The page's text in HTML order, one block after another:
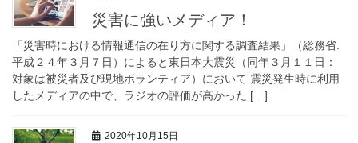
災害に強いメディア！
「災害時における情報通信の在り方に関する調査結果」（総務省:
平成２４年３月７日）によると東日本大震災（同年３月１１日：
対象は被災者及び現地ボランティア）において 震災発生時に利用
したメディアの中で、ラジオの評価が高かった […]
2020年10月15日